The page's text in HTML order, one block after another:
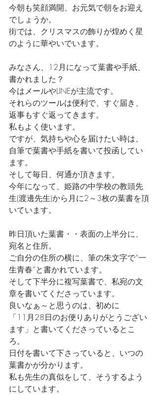
今朝も笑顔満開、お元気で朝をお迎え
でしょうか。
街では、クリスマスの飾りが煌めく星
のように華やいでいます。
みなさん、12月になって葉書や手紙、
書かれました？
今はメールやLINEが主流です。
それらのツールは便利で、すぐ届き、
返事もすぐ返ってきます。
私もよく使います。
ですが、気持ちや心を届けたい時は、
自筆で葉書や手紙を書いて投函してい
ます。
そして毎日、何通か頂きます。
今年になって、姫路の中学校の教頭先
生(渡邊先生)から月に2～3枚の葉書を頂
いています。
昨日頂いた葉書・・表面の上半分に、
宛名と住所。
ご自分の住所の横に、筆の朱文字で“一
生青春”と書かれています。
そして下半分に複写葉書で、私宛の文
章を書いてくださっています。
良いなぁ～と思うのは、初めに
「11月28日のお便りありがとうござい
ます」と書いてくださっているとこ
ろ。
日付を書いて下さっていると、いつの
葉書かが分かります。
私も先生の真似をして、そうするよう
にしています。